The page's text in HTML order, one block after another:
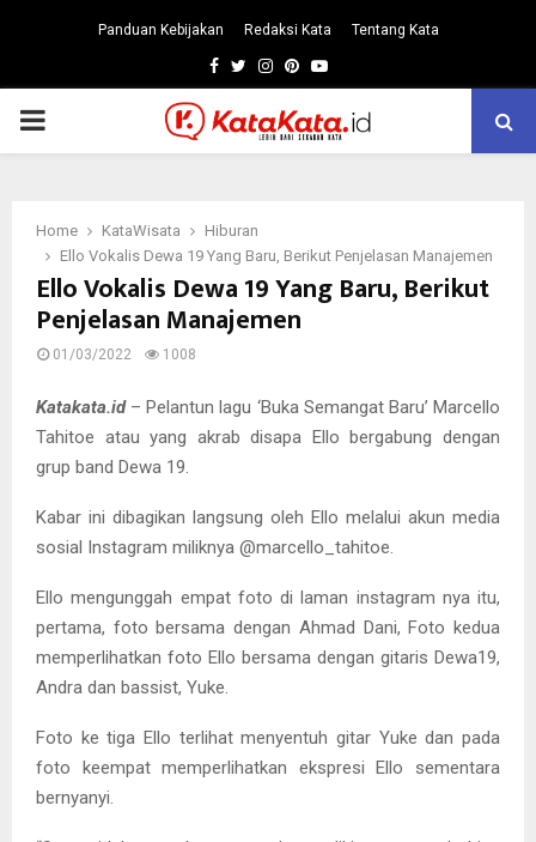
Panduan Kebijakan Redaksi Kata Tentang Kata
Facebook
TwitterInstagram
Pinterest
Youtube
PRIMARY
Home KataWisata
Hiburan
Ello Vokalis Dewa 19 Yang Baru, Berikut Penjelasan Manajemen
Ello Vokalis Dewa 19 Yang Baru, Berikut
Penjelasan Manajemen
01/03/2022 1008
Katakata.id– Pelantun lagu ‘Buka Semangat Baru’ Marcello
Tahitoe atau yang akrab disapa Ello bergabung dengan
grup band Dewa 19.
Kabar ini dibagikan langsung oleh Ello melalui akun media
sosial Instagram miliknya @marcello_tahitoe.
Ello mengunggah empat foto di laman instagram nya itu,
pertama, foto bersama dengan Ahmad Dani, Foto kedua
memperlihatkan foto Ello bersama dengan gitaris Dewa19,
Andra dan bassist, Yuke.
Foto ke tiga Ello terlihat menyentuh gitar Yuke dan pada
foto keempat memperlihatkan ekspresi Ello sementara
bernyanyi.